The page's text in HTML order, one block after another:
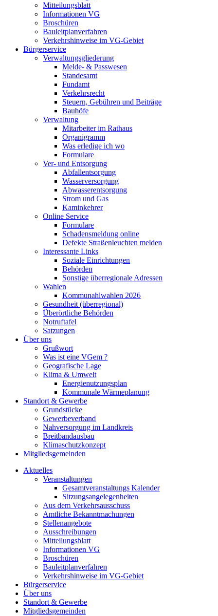
Mitteilungsblatt
Informationen VG
Broschüren
Bauleitplanverfahren
Verkehrshinweise im VG-Gebiet
Bürgerservice
Verwaltungsgliederung
Melde- & Passwesen
Standesamt
Fundamt
Verkehrsrecht
Steuern, Gebühren und Beiträge
Bauhöfe
Verwaltung
Mitarbeiter im Rathaus
Organigramm
Was erledige ich wo
Formulare
Ver- und Entsorgung
Abfallentsorgung
Wasserversorgung
Abwasserentsorgung
Strom und Gas
Kaminkehrer
Online Service
Formulare
Schadensmeldung online
Defekte Straßenleuchten melden
Interessante Links
Soziale Einrichtungen
Behörden
Sonstige überregionale Adressen
Wahlen
Kommunahlwahlen 2026
Gesundheit (überregional)
Überörtliche Behörden
Notruftafel
Satzungen
Über uns
Grußwort
Was ist eine VGem ?
Geografische Lage
Klima & Umwelt
Energienutzungsplan
Kommunale Wärmeplanung
Standort & Gewerbe
Grundstücke
Gewerbeverband
Nahversorgung im Landkreis
Breitbandausbau
Klimaschutzkonzept
Mitgliedsgemeinden
Aktuelles
Veranstaltungen
Gesamtveranstaltungs Kalender
Sitzungsangelegenheiten
Aus dem Verkehrsausschuss
Amtliche Bekanntmachungen
Stellenangebote
Ausschreibungen
Mitteilungsblatt
Informationen VG
Broschüren
Bauleitplanverfahren
Verkehrshinweise im VG-Gebiet
Bürgerservice
Über uns
Standort & Gewerbe
Mitgliedsgemeinden